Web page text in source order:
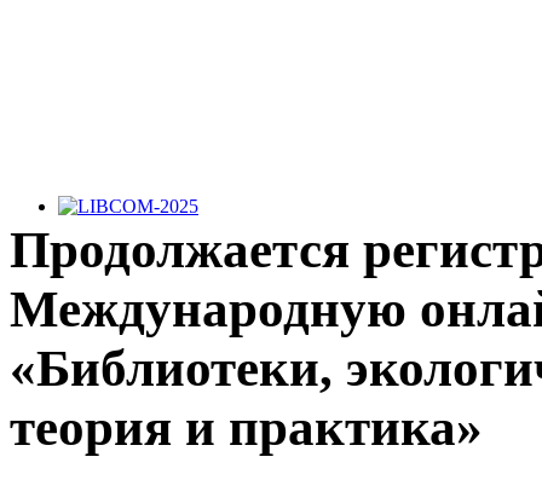
С 24 по 28 ноября 2025 года в г. Суздале прошла
выставка «LIBCOM–2025»: «Информационные
продукция для научных, образовательных,
Продолжается
Международную
«Библиотеки,
теория и практика»